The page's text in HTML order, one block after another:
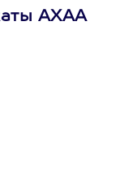
АХАА